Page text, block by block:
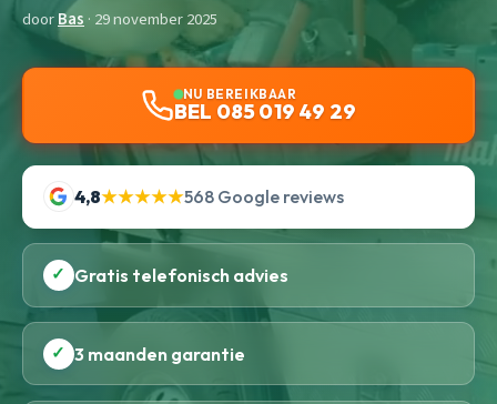
doorBas · 29 november 2025
NU BEREIKBAAR
BEL 085 019 49 29
4,8★★★★★568 Google reviews
✓ Gratis telefonisch advies
✓ 3 maanden garantie